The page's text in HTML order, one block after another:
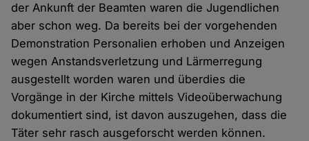
der Ankunft der Beamten waren die Jugendlichen
aber schon weg. Da bereits bei der vorgehenden
Demonstration Personalien erhoben und Anzeigen
wegen Anstandsverletzung und Lärmerregung
ausgestellt worden waren und überdies die
Vorgänge in der Kirche mittels Videoüberwachung
dokumentiert sind, ist davon auszugehen, dass die
Täter sehr rasch ausgeforscht werden können.